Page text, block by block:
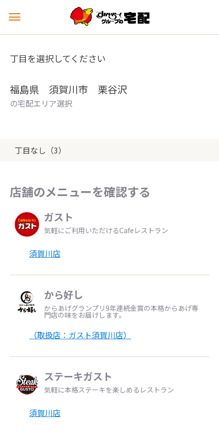
メ
ュ
を
丁目を選択してください
福島県 須賀川市 栗谷沢
の宅配エリア選択
丁目なし（3）
店舗のメニューを確認する
ガスト
気軽にご利用いただけるCafeレストラン
須賀川店
から好し
からあげグランプリ9年連続金賞の本格からあげ専
門店の味をお届けします。
（取扱店：ガスト須賀川店）
ステーキガスト
気軽に本格ステーキを楽しめるレストラン
須賀川店